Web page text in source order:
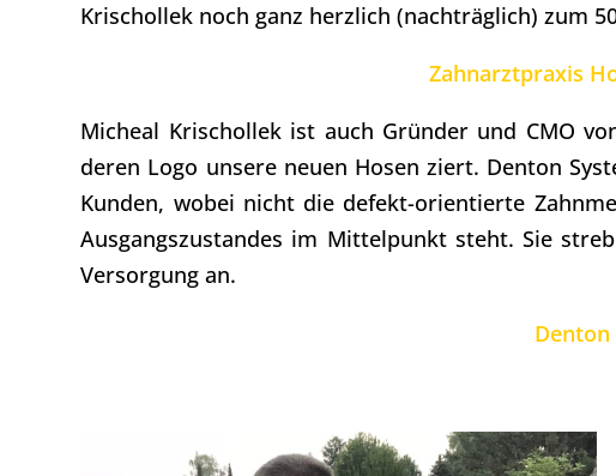
Krischollek noch ganz herzlich (nachträglich) zum
Zahnarztpraxis
Micheal Krischollek ist auch Gründer und CMO
deren Logo unsere neuen Hosen ziert. Denton
Kunden, wobei nicht die defekt-orientierte
Ausgangszustandes im Mittelpunkt steht. Sie
Versorgung an.
Denton